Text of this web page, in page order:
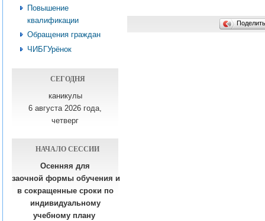
Повышение
квалификации
Обращения граждан
ЧИБГУрёнок
СЕГОДНЯ
каникулы
6 августа 2026 года,
четверг
НАЧАЛО СЕССИИ
Осенняя для
заочной формы обучения и
в сокращенные сроки по
индивидуальному
учебному плану​